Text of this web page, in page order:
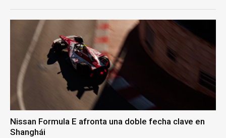
Nissan Formula E afronta una doble fecha clave en
Shanghái